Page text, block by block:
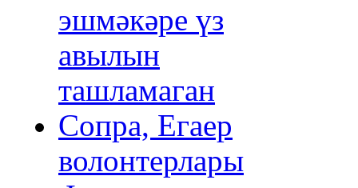
эшмәкәре үз
авылын
ташламаган
Сопра, Егаер
волонтерлары